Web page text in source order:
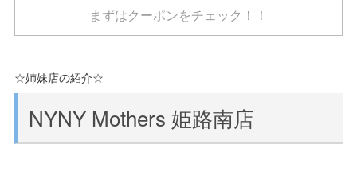
まずはクーポンをチェック！！
☆姉妹店の紹介☆
NYNY Mothers 姫路南店